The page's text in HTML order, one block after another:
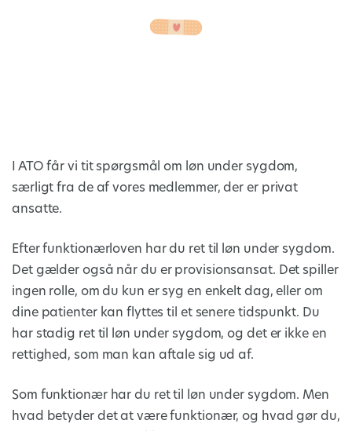
I ATO får vi tit spørgsmål om løn under sygdom,
særligt fra de af vores medlemmer, der er privat
ansatte.
Efter funktionærloven har du ret til løn under sygdom.
Det gælder også når du er provisionsansat. Det spiller
ingen rolle, om du kun er syg en enkelt dag, eller om
dine patienter kan flyttes til et senere tidspunkt. Du
har stadig ret til løn under sygdom, og det er ikke en
rettighed, som man kan aftale sig ud af.
Som funktionær har du ret til løn under sygdom. Men
hvad betyder det at være funktionær, og hvad gør du,